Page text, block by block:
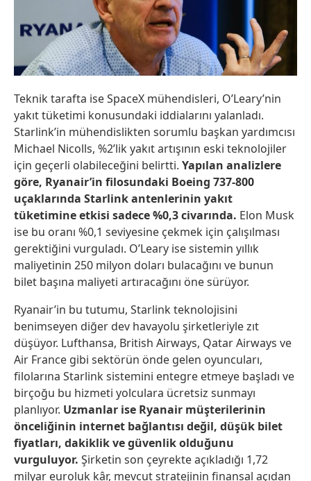
Teknik tarafta ise SpaceX mühendisleri, O’Leary’nin
yakıt tüketimi konusundaki iddialarını yalanladı.
Starlink’in mühendislikten sorumlu başkan yardımcısı
Michael Nicolls, %2’lik yakıt artışının eski teknolojiler
için geçerli olabileceğini belirtti. Yapılan analizlere
göre, Ryanair’in filosundaki Boeing 737-800
uçaklarında Starlink antenlerinin yakıt
tüketimine etkisi sadece %0,3 civarında. Elon Musk
ise bu oranı %0,1 seviyesine çekmek için çalışılması
gerektiğini vurguladı. O’Leary ise sistemin yıllık
maliyetinin 250 milyon doları bulacağını ve bunun
bilet başına maliyeti artıracağını öne sürüyor.
Ryanair’in bu tutumu, Starlink teknolojisini
benimseyen diğer dev havayolu şirketleriyle zıt
düşüyor. Lufthansa, British Airways, Qatar Airways ve
Air France gibi sektörün önde gelen oyuncuları,
filolarına Starlink sistemini entegre etmeye başladı ve
birçoğu bu hizmeti yolculara ücretsiz sunmayı
planlıyor. Uzmanlar ise Ryanair müşterilerinin
önceliğinin internet bağlantısı değil, düşük bilet
fiyatları, dakiklik ve güvenlik olduğunu
vurguluyor. Şirketin son çeyrekte açıkladığı 1,72
milyar euroluk kâr, mevcut stratejinin finansal açıdan